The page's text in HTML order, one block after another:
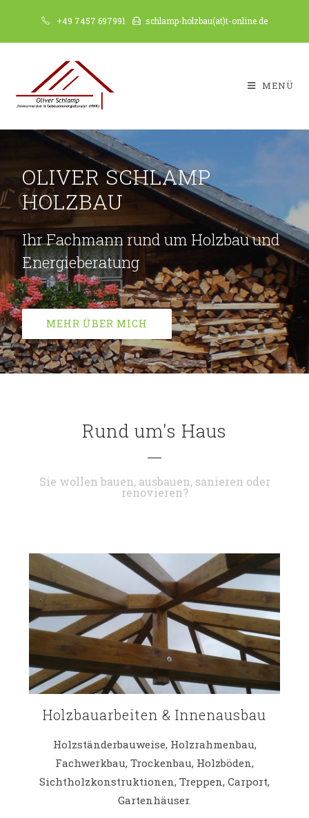
+49 7457 697991 schlamp-holzbau(at)t-online.de
MENÜ
OLIVER SCHLAMP
HOLZBAU
Ihr Fachmann rund um Holzbau und
Energieberatung
MEHR ÜBER MICH
Rund um's Haus
Sie wollen bauen, ausbauen, sanieren oder
renovieren?
Holzbauarbeiten & Innenausbau
Holzständerbauweise, Holzrahmenbau,
Fachwerkbau, Trockenbau, Holzböden,
Sichtholzkonstruktionen, Treppen, Carport,
Gartenhäuser.